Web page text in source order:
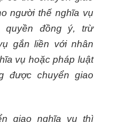
người thế nghĩa vụ
đồng ý, trừ
gắn liền với nhân
vụ hoặc pháp luật
được chuyển giao
giao nghĩa vụ thì